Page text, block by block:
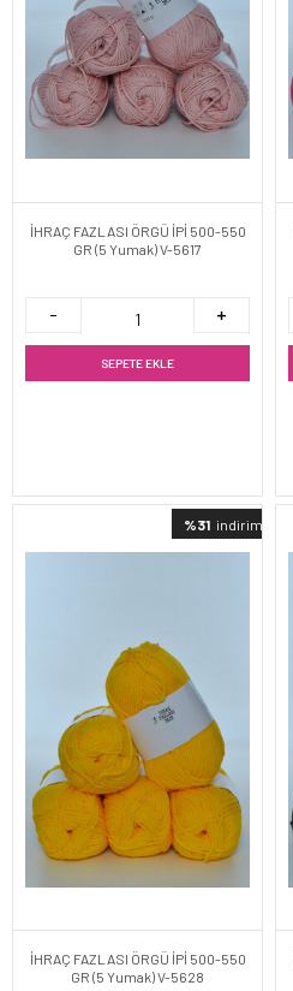
İHRAÇ FAZLASI ÖRGÜ İPİ 500-550
GR (5 Yumak) V-5617
SEPETE EKLE
%31 indirimli
İHRAÇ FAZLASI ÖRGÜ İPİ 500-550
GR (5 Yumak) V-5628